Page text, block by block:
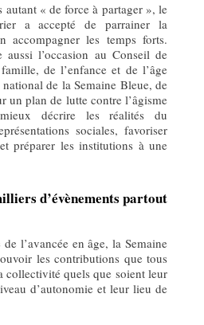
autant « de force à partager », le
a accepté de parrainer la
accompagner les temps forts.
l’occasion au Conseil de
de l’enfance et de l’âge
de la Semaine Bleue, de
un plan de lutte contre l’âgisme
décrire les réalités du
sociales, favoriser
préparer les institutions à une
d’évènements partout
les contributions que tous
collectivité quels que soient leur
d’autonomie et leur lieu de